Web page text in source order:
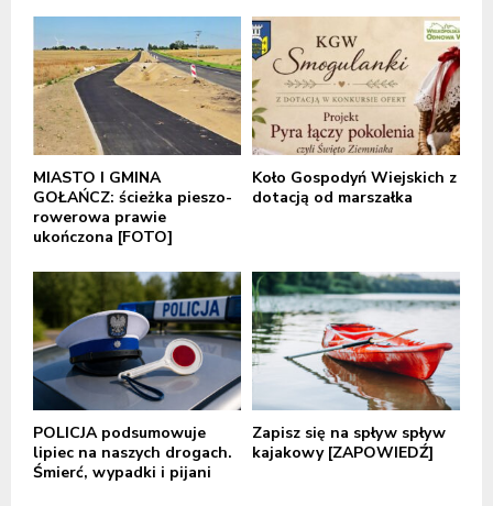
MIASTO I GMINA
GOŁAŃCZ: ścieżka pieszo-
rowerowa prawie
ukończona [FOTO]
Koło Gospodyń Wiejskich z
dotacją od marszałka
POLICJA podsumowuje
lipiec na naszych drogach.
Śmierć, wypadki i pijani
Zapisz się na spływ spływ
kajakowy [ZAPOWIEDŹ]